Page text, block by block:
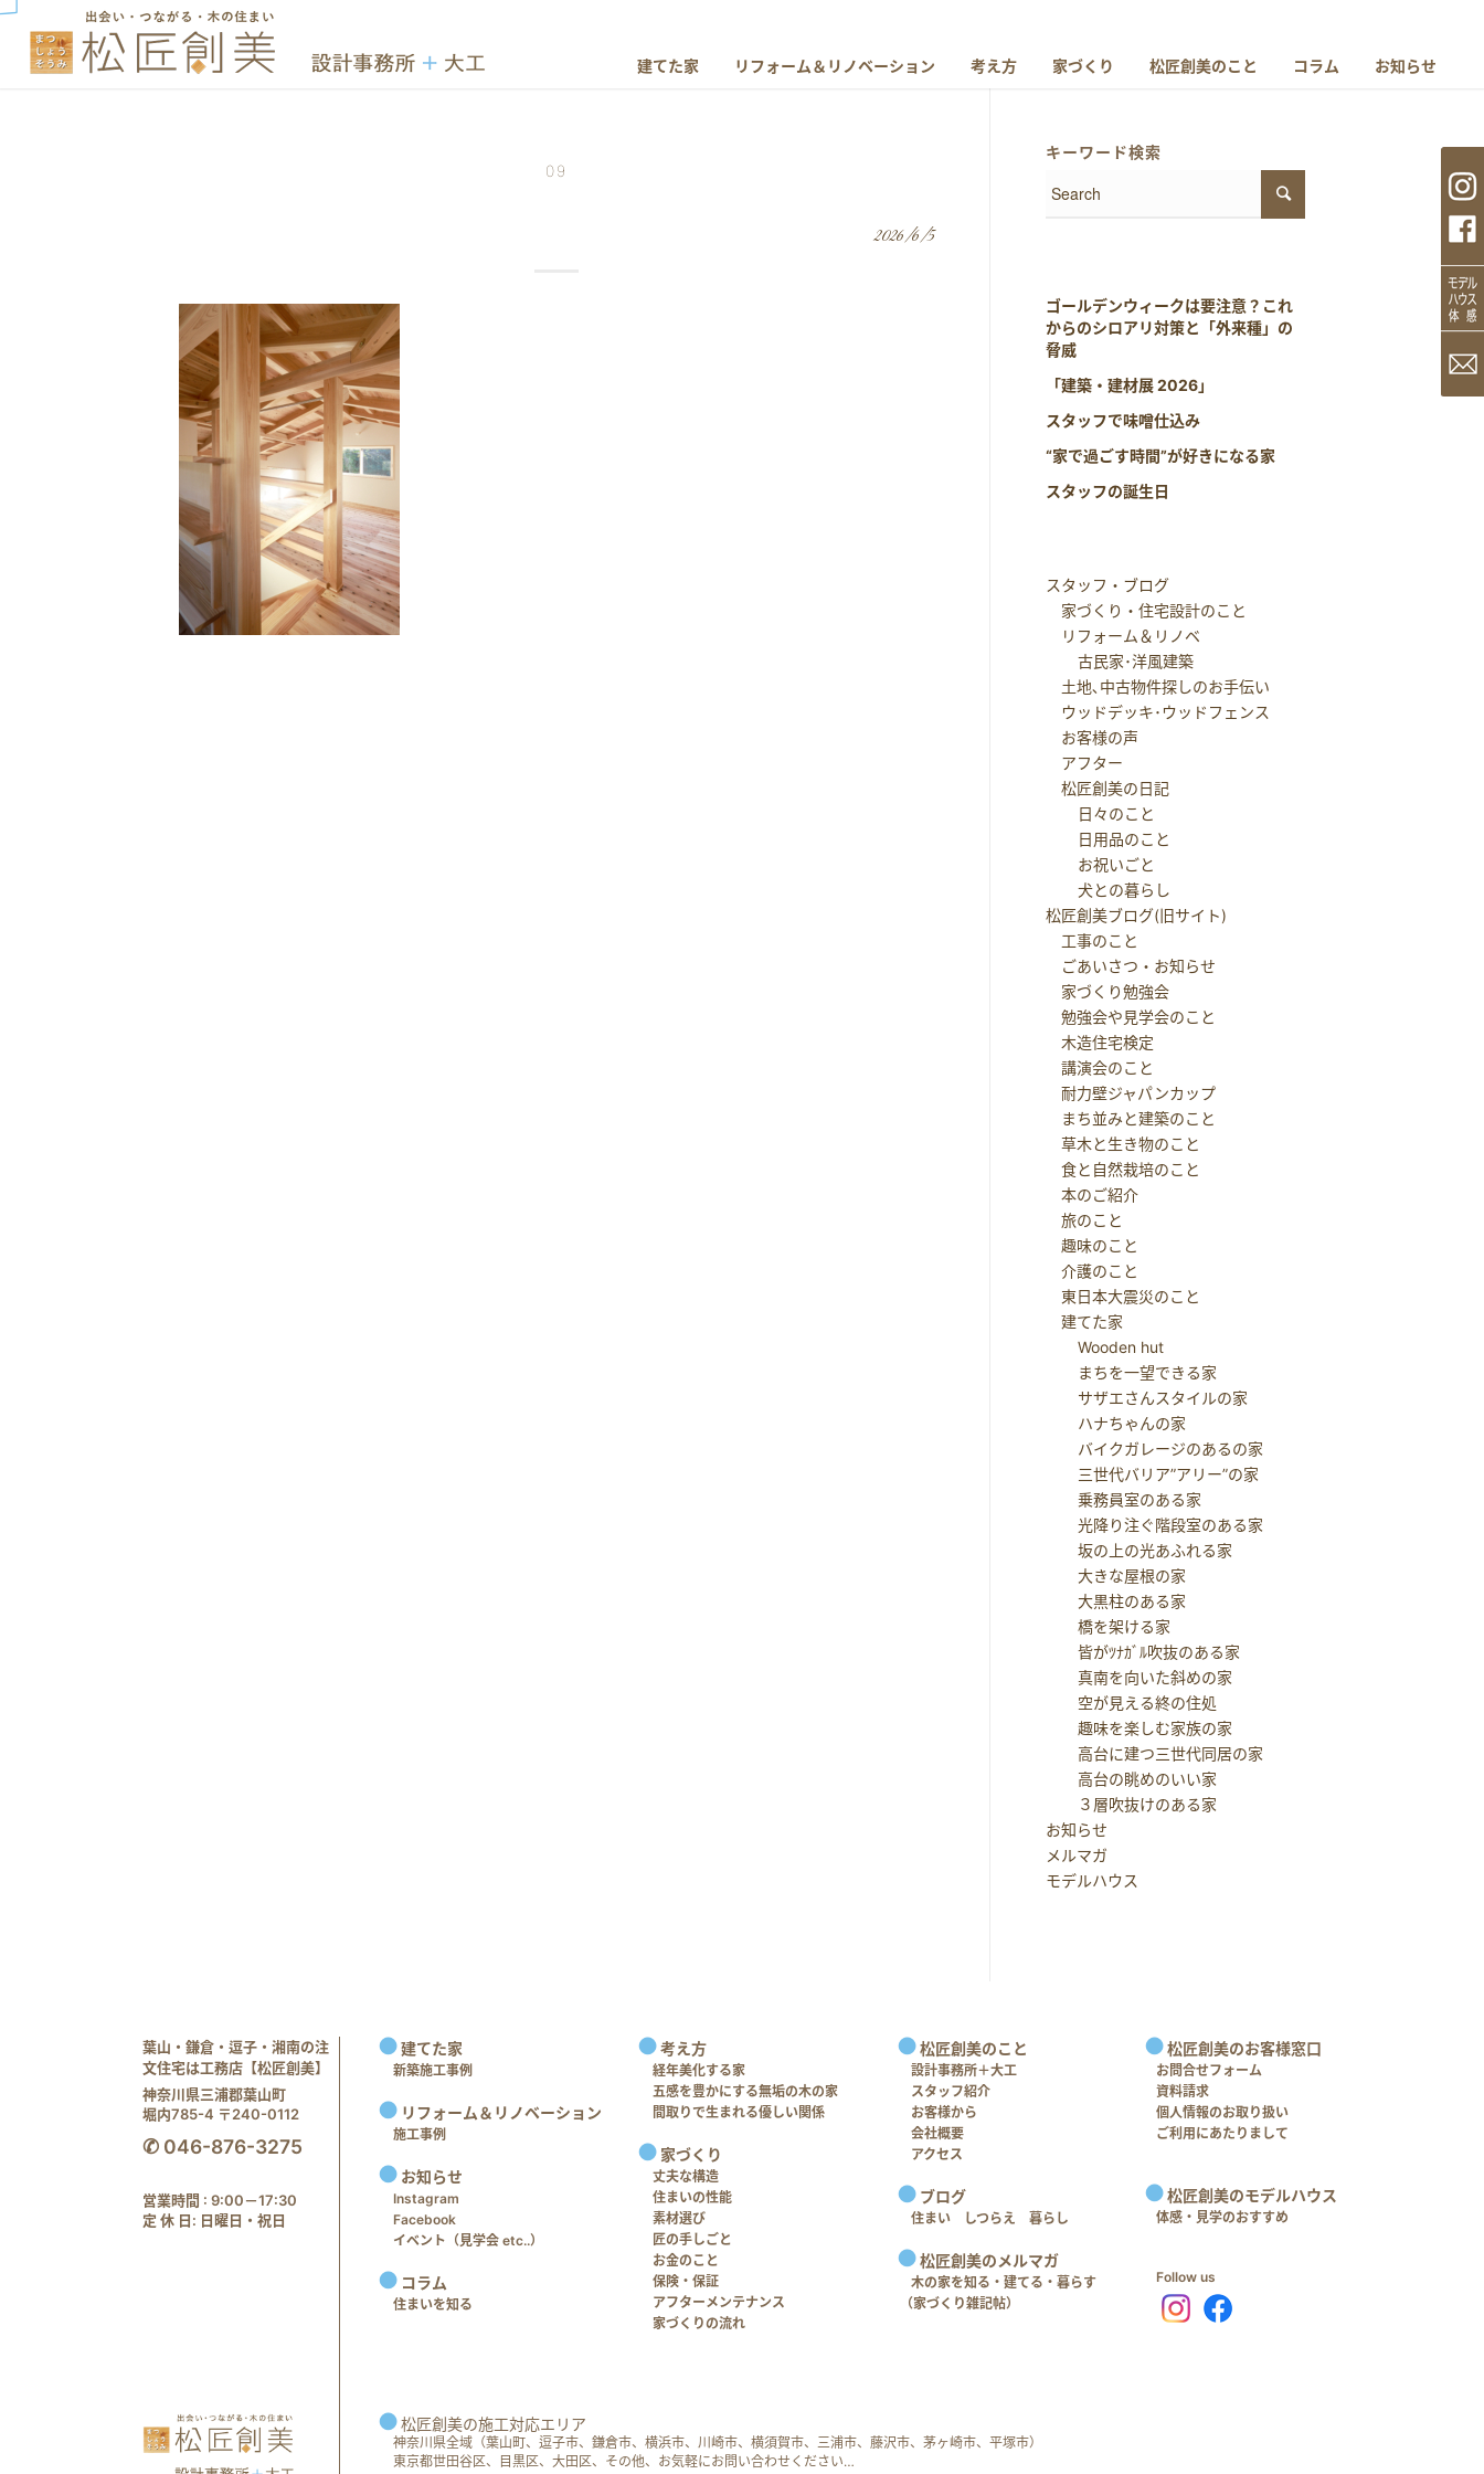
建てた家 リフォーム＆リノベーション 考え方 家づくり 松匠創美のこと コラム お知らせ
09
2026/6/5
キーワード検索
ゴールデンウィークは要注意？これ
からのシロアリ対策と「外来種」の
脅威
「建築・建材展 2026」
スタッフで味噌仕込み
“家で過ごす時間”が好きになる家
スタッフの誕生日
スタッフ・ブログ
家づくり・住宅設計のこと
リフォーム＆リノベ
古民家･洋風建築
土地､中古物件探しのお手伝い
ウッドデッキ･ウッドフェンス
お客様の声
アフター
松匠創美の日記
日々のこと
日用品のこと
お祝いごと
犬との暮らし
松匠創美ブログ(旧サイト)
工事のこと
ごあいさつ・お知らせ
家づくり勉強会
勉強会や見学会のこと
木造住宅検定
講演会のこと
耐力壁ジャパンカップ
まち並みと建築のこと
草木と生き物のこと
食と自然栽培のこと
本のご紹介
旅のこと
趣味のこと
介護のこと
東日本大震災のこと
建てた家
Wooden hut
まちを一望できる家
サザエさんスタイルの家
ハナちゃんの家
バイクガレージのあるの家
三世代バリア”アリー”の家
乗務員室のある家
光降り注ぐ階段室のある家
坂の上の光あふれる家
大きな屋根の家
大黒柱のある家
橋を架ける家
皆がﾂﾅｶﾞﾙ吹抜のある家
真南を向いた斜めの家
空が見える終の住処
趣味を楽しむ家族の家
高台に建つ三世代同居の家
高台の眺めのいい家
３層吹抜けのある家
お知らせ
メルマガ
モデルハウス
葉山・鎌倉・逗子・湘南の注
文住宅は工務店【松匠創美】
神奈川県三浦郡葉山町
堀内785-4 〒240-0112
✆ 046-876-3275
営業時間 : 9:00－17:30
定 休 日: 日曜日・祝日
建てた家
新築施工事例
リフォーム＆リノベーション
施工事例
お知らせ
Instagram
Facebook
イベント（見学会 etc..）
コラム
住まいを知る
考え方
経年美化する家
五感を豊かにする無垢の木の家
間取りで生まれる優しい関係
家づくり
丈夫な構造
住まいの性能
素材選び
匠の手しごと
お金のこと
保険・保証
アフターメンテナンス
家づくりの流れ
松匠創美のこと
設計事務所＋大工
スタッフ紹介
お客様から
会社概要
アクセス
ブログ
住まい しつらえ 暮らし
松匠創美のメルマガ
木の家を知る・建てる・暮らす
（家づくり雑記帖）
松匠創美のお客様窓口
お問合せフォーム
資料請求
個人情報のお取り扱い
ご利用にあたりまして
松匠創美のモデルハウス
体感・見学のおすすめ
Follow us
松匠創美の施工対応エリア
神奈川県全域（葉山町、逗子市、鎌倉市、横浜市、川崎市、横須賀市、三浦市、藤沢市、茅ヶ崎市、平塚市）
東京都世田谷区、目黒区、大田区、その他、お気軽にお問い合わせください…